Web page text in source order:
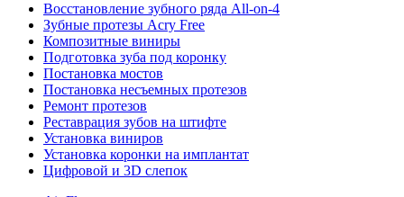
Восстановление зубного ряда All‑on‑4
Зубные протезы Acry Free
Композитные виниры
Подготовка зуба под коронку
Постановка мостов
Постановка несъемных протезов
Ремонт протезов
Реставрация зубов на штифте
Установка виниров
Установка коронки на имплантат
Цифровой и 3D слепок